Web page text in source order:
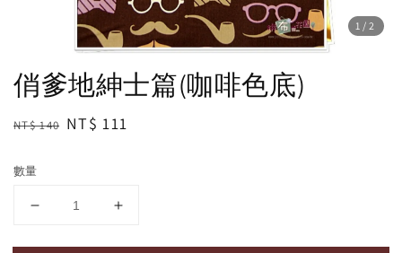
1 /2
俏爹地紳士篇(咖啡色底)
Regular
NT$ 140 Sale
NT$ 111
數量